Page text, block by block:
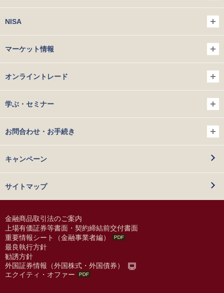
NISA
マーケット情報
オンライントレード
学ぶ・セミナー
お問合わせ・お手続き
キャンペーン
サイトマップ
金融商品取引法のご案内
上場有価証券等書面・契約締結前交付書面
重要情報シート（金融事業者編）
最良執行方針
勧誘方針
外国証券情報（外国株式・外国債券）
エクイティ・オファー